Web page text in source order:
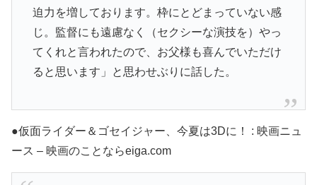
迫力を増しております。枠にとどまっていない感
じ。監督にも遠慮なく（セクシーな演技を）やっ
てくれと言われたので、お父様も喜んでいただけ
ると思います」と思わせぶりに話した。
●仮面ライダー＆ゴセイジャー、今夏は3Dに！ : 映画ニュ
ース – 映画のことならeiga.com